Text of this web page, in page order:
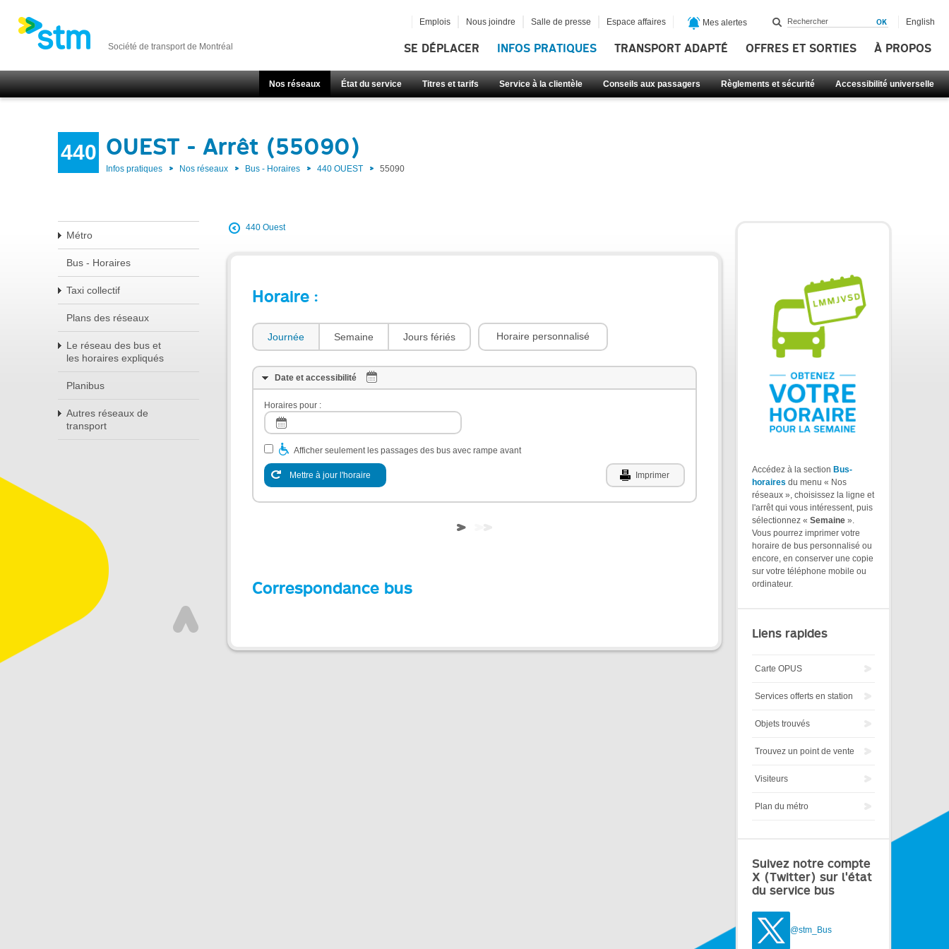
Société de transport de Montréal SE DÉPLACER INFOS PRATIQUES TRANSPORT ADAPTÉ OFFRES ET SORTIES À PROPOS
Nos réseaux État du service Titres et tarifs Service à la clientèle Conseils aux passagers Règlements et sécurité Accessibilité universelle
Emplois Nous joindre Salle de presse Espace affaires Mes alertes English
440 OUEST - Arrêt (55090)
Infos pratiques Nos réseaux Bus - Horaires 440 OUEST 55090
Métro
Bus - Horaires
Taxi collectif
Plans des réseaux
Le réseau des bus et
les horaires expliqués
Planibus
Autres réseaux de
transport
440 Ouest
Horaire :
Journée Semaine Jours fériés Horaire personnalisé
Date et accessibilité
Horaires pour :
Afficher seulement les passages des bus avec rampe avant
Mettre à jour l'horaire Imprimer
Correspondance bus
Accédez à la section Bus-
horaires du menu « Nos
réseaux », choisissez la ligne et
l'arrêt qui vous intéressent, puis
sélectionnez « Semaine ».
Vous pourrez imprimer votre
horaire de bus personnalisé ou
encore, en conserver une copie
sur votre téléphone mobile ou
ordinateur.
Liens rapides
Carte OPUS
Services offerts en station
Objets trouvés
Trouvez un point de vente
Visiteurs
Plan du métro
Suivez notre compte
X (Twitter) sur l'état
du service bus
@stm_Bus